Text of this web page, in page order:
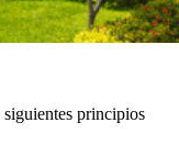
principios